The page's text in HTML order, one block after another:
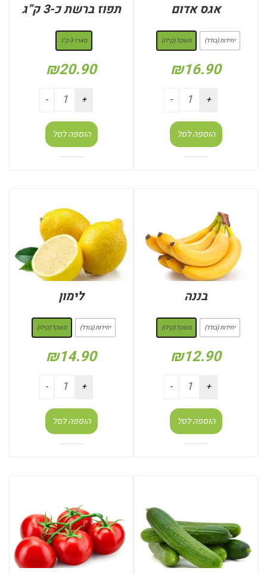
אגס אדום
יחידות (בודד) משקל (קילו)
₪16.90
הוספה לסל
תפוז ברשת כ-3 ק”ג
מארז 3 ק"ג
₪20.90
הוספה לסל
בננה
יחידות (בודד) משקל (קילו)
₪12.90
הוספה לסל
לימון
יחידות (בודד) משקל (קילו)
₪14.90
הוספה לסל